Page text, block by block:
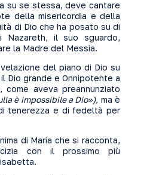
su se stessa, deve cantare
della misericordia e della
di Dio che ha posato su di
Nazareth, il suo sguardo,
la Madre del Messia.
del piano di Dio su
Dio grande e Onnipotente a
aveva preannunziato
è impossibile a Dio»), ma è
tenerezza e di fedeltà per
di Maria che si racconta,
con il prossimo più